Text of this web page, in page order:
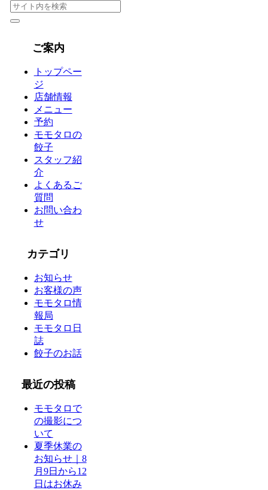
ご案内
トップペー
ジ
店舗情報
メニュー
予約
モモタロの
餃子
スタッフ紹
介
よくあるご
質問
お問い合わ
せ
カテゴリ
お知らせ
お客様の声
モモタロ情
報局
モモタロ日
誌
餃子のお話
最近の投稿
モモタロで
の撮影につ
いて
夏季休業の
お知らせ｜8
月9日から12
日はお休み